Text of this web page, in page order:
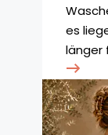
es
länger